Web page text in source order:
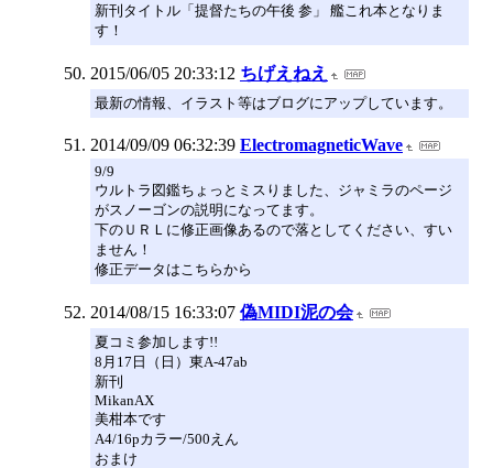
新刊タイトル「提督たちの午後 参」 艦これ本となりま
す！
2015/06/05 20:33:12 ちげえねえ
最新の情報、イラスト等はブログにアップしています。
2014/09/09 06:32:39 ElectromagneticWave
9/9
ウルトラ図鑑ちょっとミスりました、ジャミラのページ
がスノーゴンの説明になってます。
下のＵＲＬに修正画像あるので落としてください、すい
ません！
修正データはこちらから
2014/08/15 16:33:07 偽MIDI泥の会
夏コミ参加します!!
8月17日（日）東A-47ab
新刊
MikanAX
美柑本です
A4/16pカラー/500えん
おまけ